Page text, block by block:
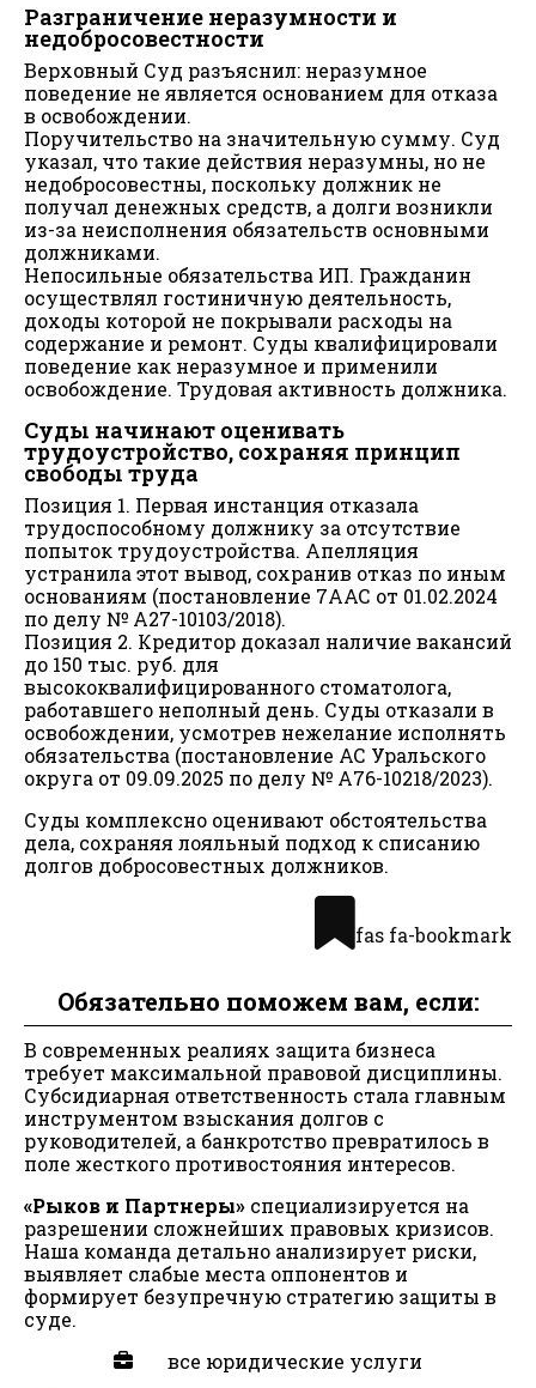
Разграничение неразумности и
недобросовестности
Верховный Суд разъяснил: неразумное
поведение не является основанием для отказа
в освобождении.
Поручительство на значительную сумму. Суд
указал, что такие действия неразумны, но не
недобросовестны, поскольку должник не
получал денежных средств, а долги возникли
из-за неисполнения обязательств основными
должниками.
Непосильные обязательства ИП. Гражданин
осуществлял гостиничную деятельность,
доходы которой не покрывали расходы на
содержание и ремонт. Суды квалифицировали
поведение как неразумное и применили
освобождение. Трудовая активность должника.
Суды начинают оценивать
трудоустройство, сохраняя принцип
свободы труда
Позиция 1. Первая инстанция отказала
трудоспособному должнику за отсутствие
попыток трудоустройства. Апелляция
устранила этот вывод, сохранив отказ по иным
основаниям (постановление 7ААС от 01.02.2024
по делу № А27-10103/2018).
Позиция 2. Кредитор доказал наличие вакансий
до 150 тыс. руб. для
высококвалифицированного стоматолога,
работавшего неполный день. Суды отказали в
освобождении, усмотрев нежелание исполнять
обязательства (постановление АС Уральского
округа от 09.09.2025 по делу № А76-10218/2023).
Суды комплексно оценивают обстоятельства
дела, сохраняя лояльный подход к списанию
долгов добросовестных должников.
fas fa-bookmark
Обязательно поможем вам, если:
В современных реалиях защита бизнеса
требует максимальной правовой дисциплины.
Субсидиарная ответственность стала главным
инструментом взыскания долгов с
руководителей, а банкротство превратилось в
поле жесткого противостояния интересов.
«Рыков и Партнеры» специализируется на
разрешении сложнейших правовых кризисов.
Наша команда детально анализирует риски,
выявляет слабые места оппонентов и
формирует безупречную стратегию защиты в
суде.
все юридические услуги